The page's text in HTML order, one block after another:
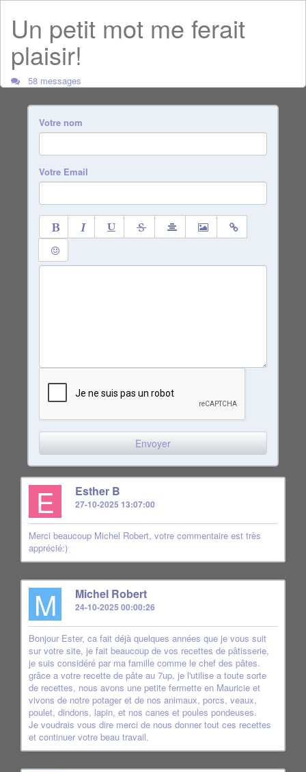
Un petit mot me ferait
plaisir!
58 messages
Votre nom
Votre Email
E Esther B
27-10-2025 13:07:00
Merci beaucoup Michel Robert, votre commentaire est très
apprécié:)
M Michel Robert
24-10-2025 00:00:26
Bonjour Ester, ca fait déjà quelques années que je vous suit
sur votre site, je fait beaucoup de vos recettes de pâtisserie,
je suis considéré par ma famille comme le chef des pâtes.
grâce a votre recette de pâte au 7up, je l'utilise a toute sorte
de recettes, nous avons une petite fermette en Mauricie et
vivons de notre potager et de nos animaux, porcs, veaux,
poulet, dindons, lapin, et nos canes et poules pondeuses.
Je voudrais vous dire merci de nous donner tout ces recettes
et continuer votre beau travail.